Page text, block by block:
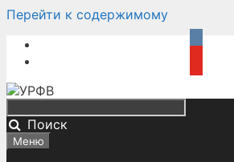
Перейти к содержимому
Поиск
Меню